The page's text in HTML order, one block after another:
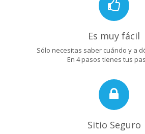
Es muy fácil
Sólo necesitas saber cuándo y a
En 4 pasos tienes tus
Sitio Seguro